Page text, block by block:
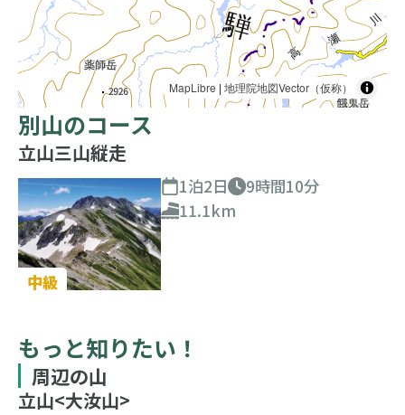
MapLibre |地理院地図Vector（仮称）
別山のコース
立山三山縦走
中級
1泊2日
9時間10分
11.1km
もっと知りたい！
周辺の山
立山<大汝山>